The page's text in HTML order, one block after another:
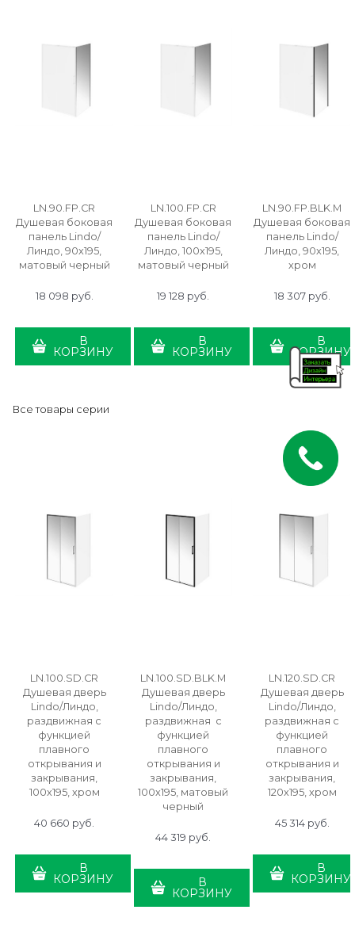
LN.90.FP.CR
Душевая боковая
панель Lindo/
Линдо, 90х195,
матовый черный
18 098 руб.
В
КОРЗИНУ
LN.100.FP.CR
Душевая боковая
панель Lindo/
Линдо, 100х195,
матовый черный
19 128 руб.
В
КОРЗИНУ
LN.90.FP.BLK.M
Душевая боковая
панель Lindo/
Линдо, 90х195,
хром
18 307 руб.
В
КОРЗИНУ
Все товары серии
LN.100.SD.CR
Душевая дверь
Lindo/Линдо,
раздвижная с
функцией
плавного
открывания и
закрывания,
100х195, хром
40 660 руб.
В
КОРЗИНУ
LN.100.SD.BLK.M
Душевая дверь
Lindo/Линдо,
раздвижная с
функцией
плавного
открывания и
закрывания,
100х195, матовый
черный
44 319 руб.
В
КОРЗИНУ
LN.120.SD.CR
Душевая дверь
Lindo/Линдо,
раздвижная с
функцией
плавного
открывания и
закрывания,
120х195, хром
45 314 руб.
В
КОРЗИНУ